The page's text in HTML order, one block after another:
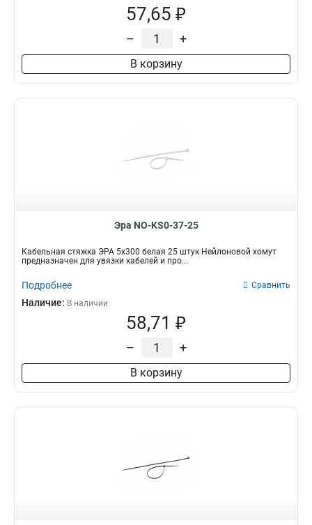
57,65 ₽
– +
В корзину
Эра NO-KS0-37-25
Кабельная стяжка ЭРА 5x300 белая 25 штук Нейлоновой хомут
предназначен для увязки кабелей и про...
Подробнее Сравнить
Наличие: В наличии
58,71 ₽
– +
В корзину